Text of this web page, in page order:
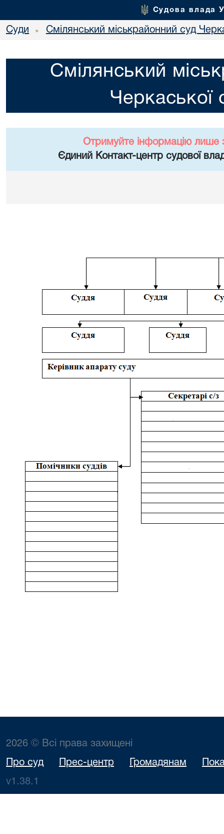
Судова влада
Суди • Смілянський міськрайонний суд
Смілянський
Черкаської
Отримуйте інформацію лише
Єдиний Контакт-центр судової
2026 © Всі права захищені
Про суд Прес-центр Громадянам
v1.38.1